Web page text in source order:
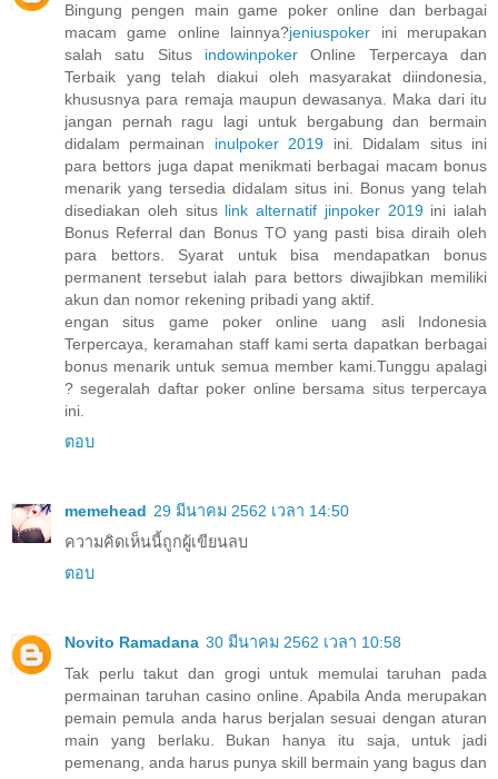
Bingung pengen main game poker online dan berbagai
macam game online lainnya?jeniuspoker ini merupakan
salah satu Situs indowinpoker Online Terpercaya dan
Terbaik yang telah diakui oleh masyarakat diindonesia,
khususnya para remaja maupun dewasanya. Maka dari itu
jangan pernah ragu lagi untuk bergabung dan bermain
didalam permainan inulpoker 2019 ini. Didalam situs ini
para bettors juga dapat menikmati berbagai macam bonus
menarik yang tersedia didalam situs ini. Bonus yang telah
disediakan oleh situs link alternatif jinpoker 2019ini ialah
Bonus Referral dan Bonus TO yang pasti bisa diraih oleh
para bettors. Syarat untuk bisa mendapatkan bonus
permanent tersebut ialah para bettors diwajibkan memiliki
akun dan nomor rekening pribadi yang aktif.
engan situs game poker online uang asli Indonesia
Terpercaya, keramahan staff kami serta dapatkan berbagai
bonus menarik untuk semua member kami.Tunggu apalagi
? segeralah daftar poker online bersama situs terpercaya
ini.
ตอบ
memehead 29 มีนาคม 2562 เวลา 14:50
ความคิดเห็นนี้ถูกผู้เขียนลบ
ตอบ
Novito Ramadana 30 มีนาคม 2562 เวลา 10:58
Tak perlu takut dan grogi untuk memulai taruhan pada
permainan taruhan casino online. Apabila Anda merupakan
pemain pemula anda harus berjalan sesuai dengan aturan
main yang berlaku. Bukan hanya itu saja, untuk jadi
pemenang, anda harus punya skill bermain yang bagus dan